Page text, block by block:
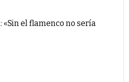
el flamenco no sería